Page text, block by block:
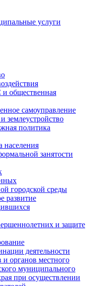
услуги
общественная
самоуправление
землеустройство
политика
населения
занятости
городской среды
развитие
и защите
деятельности
и органов местного
муниципального
при осуществлении